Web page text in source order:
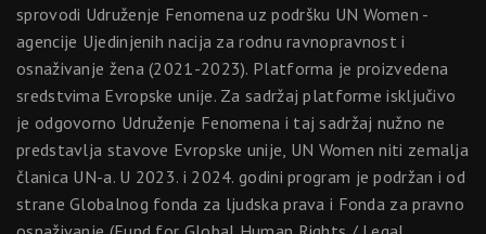
sprovodi Udruženje Fenomena uz podršku UN Women -
agencije Ujedinjenih nacija za rodnu ravnopravnost i
osnaživanje žena (2021-2023). Platforma je proizvedena
sredstvima Evropske unije. Za sadržaj platforme isključivo
je odgovorno Udruženje Fenomena i taj sadržaj nužno ne
predstavlja stavove Evropske unije, UN Women niti zemalja
članica UN-a. U 2023. i 2024. godini program je podržan i od
strane Globalnog fonda za ljudska prava i Fonda za pravno